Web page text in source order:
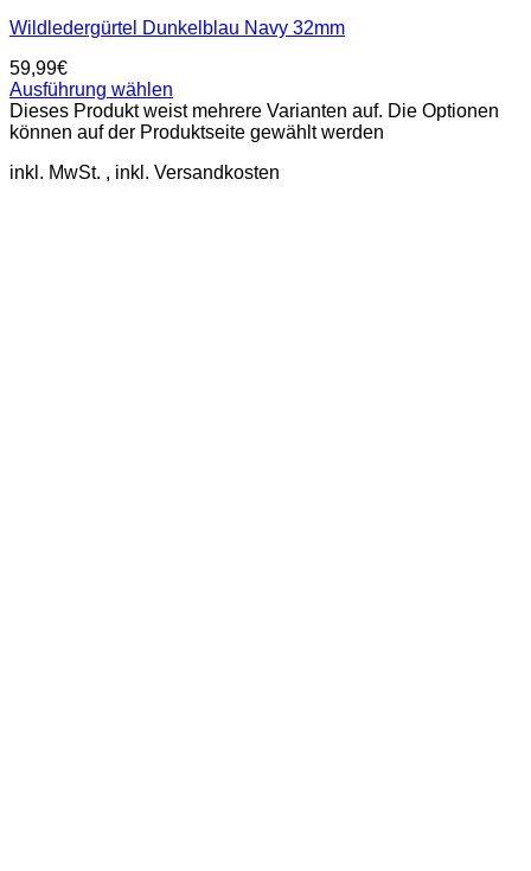
Wildledergürtel Dunkelblau Navy 32mm
59,99€
Ausführung wählen
Dieses Produkt weist mehrere Varianten auf. Die Optionen
können auf der Produktseite gewählt werden
inkl. MwSt.